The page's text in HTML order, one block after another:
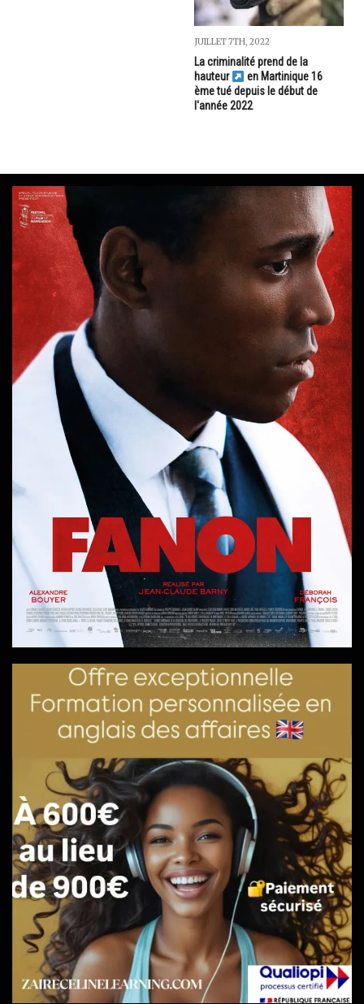
JUILLET 7TH, 2022
La criminalité prend de la
hauteur
en Martinique 16
ème tué depuis le début de
l'année 2022